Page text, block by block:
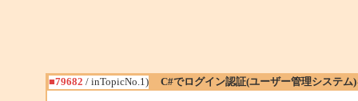
■79682 / inTopicNo.1) C#でログイン認証(ユーザー管理システム